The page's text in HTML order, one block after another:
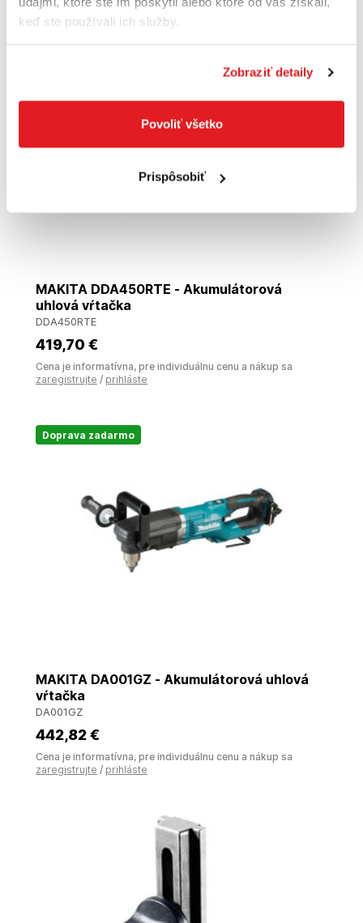
keď ste používali ich služby.
Zobraziť detaily
Povoliť všetko
Prispôsobiť
MAKITA DDA450RTE - Akumulátorová
uhlová vŕtačka
DDA450RTE
419,70 €
Cena je informatívna, pre individuálnu cenu a nákup sa
zaregistrujte / prihláste
Doprava zadarmo
MAKITA DA001GZ - Akumulátorová uhlová
vŕtačka
DA001GZ
442,82 €
Cena je informatívna, pre individuálnu cenu a nákup sa
zaregistrujte / prihláste